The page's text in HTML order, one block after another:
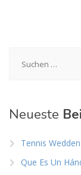
nach:
Neueste
Tennis
Que Es Un